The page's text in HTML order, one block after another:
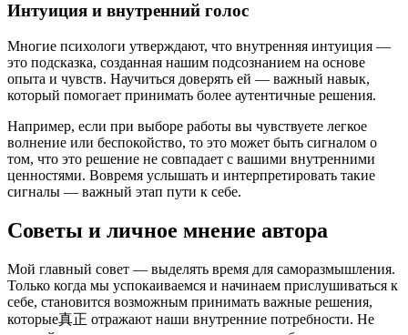
Интуиция и внутренний голос
Многие психологи утверждают, что внутренняя интуиция —
это подсказка, созданная нашим подсознанием на основе
опыта и чувств. Научиться доверять ей — важный навык,
который помогает принимать более аутентичные решения.
Например, если при выборе работы вы чувствуете легкое
волнение или беспокойство, то это может быть сигналом о
том, что это решение не совпадает с вашими внутренними
ценностями. Вовремя услышать и интерпретировать такие
сигналы — важный этап пути к себе.
Советы и личное мнение автора
Мой главный совет — выделять время для саморазмышления.
Только когда мы успокаиваемся и начинаем прислушиваться к
себе, становится возможным принимать важные решения,
которые真正 отражают наши внутренние потребности. Не